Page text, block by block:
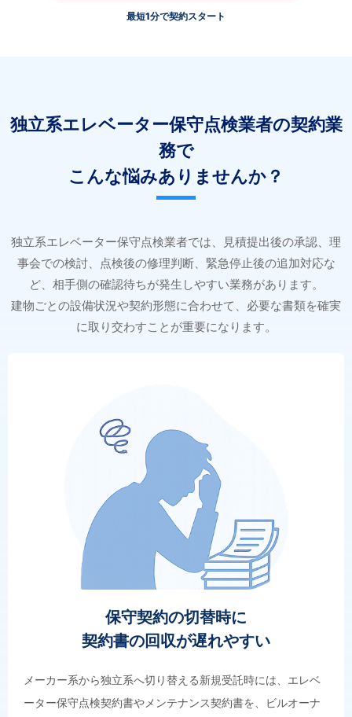
最短1分で契約スタート
独立系エレベーター保守点検業者の契約業
務で
こんな悩みありませんか？
独立系エレベーター保守点検業者では、見積提出後の承認、理
事会での検討、点検後の修理判断、緊急停止後の追加対応な
ど、相手側の確認待ちが発生しやすい業務があります。
建物ごとの設備状況や契約形態に合わせて、必要な書類を確実
に取り交わすことが重要になります。
保守契約の切替時に
契約書の回収が遅れやすい
メーカー系から独立系へ切り替える新規受託時には、エレベ
ーター保守点検契約書やメンテナンス契約書を、ビルオーナ